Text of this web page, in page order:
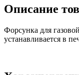
Описание
Форсунка для
устанавливается в